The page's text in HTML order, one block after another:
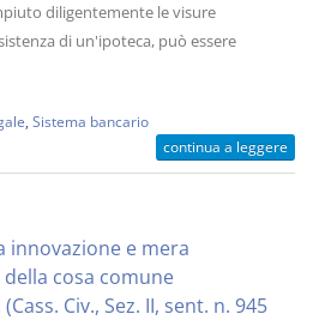
diligentemente le visure
di un'ipoteca, può essere
Sistema bancario
continua a leggere
innovazione e mera
cosa comune
Civ., Sez. II, sent. n. 945